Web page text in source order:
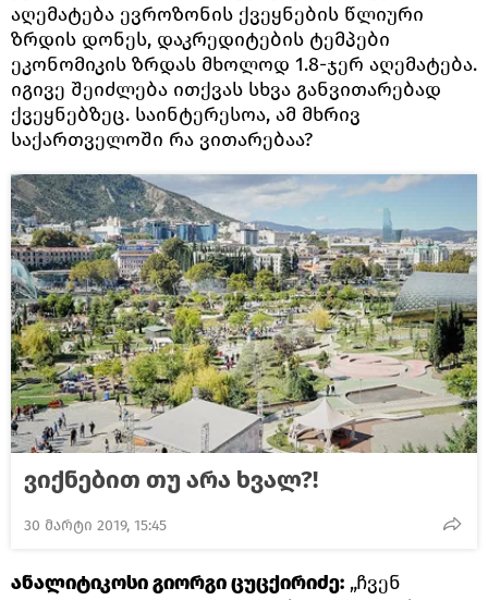
აღემატება ევროზონის ქვეყნების წლიური
ზრდის დონეს, დაკრედიტების ტემპები
ეკონომიკის ზრდას მხოლოდ 1.8-ჯერ აღემატება.
იგივე შეიძლება ითქვას სხვა განვითარებად
ქვეყნებზეც. საინტერესოა, ამ მხრივ
საქართველოში რა ვითარებაა?
ვიქნებით თუ არა ხვალ?!
30 მარტი 2019, 15:45
ანალიტიკოსი გიორგი ცუცქირიძე: „ჩვენ